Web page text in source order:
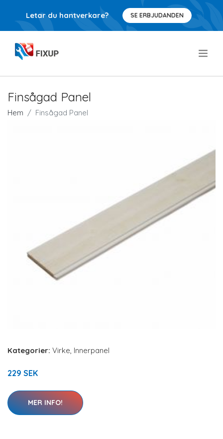
Letar du hantverkare? SE ERBJUDANDEN
Finsågad Panel
Hem Finsågad Panel
Kategorier: Virke, Innerpanel
229 SEK
MER INFO!